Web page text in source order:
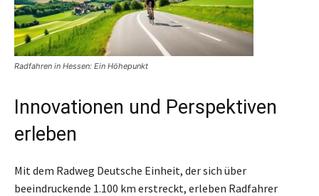
Radfahren in Hessen: Ein Höhepunkt
Innovationen und Perspektiven
erleben
Mit dem Radweg Deutsche Einheit, der sich über
beeindruckende 1.100 km erstreckt, erleben Radfahrer